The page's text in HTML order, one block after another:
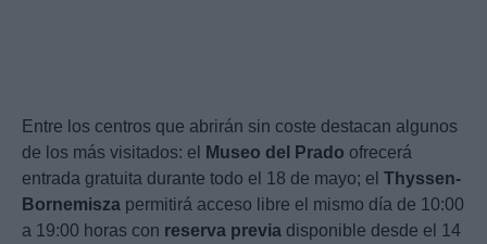
Entre los centros que abrirán sin coste destacan algunos
de los más visitados: el
Museo del Prado ofrecerá
entrada gratuita durante todo el 18 de mayo; el Thyssen-
Bornemisza permitirá acceso libre el mismo día de 10:00
a 19:00 horas con reserva previa disponible desde el 14